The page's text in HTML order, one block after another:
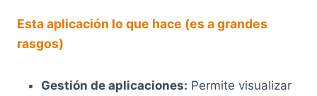
Esta aplicación lo que hace (es a grandes
rasgos)
Gestión de aplicaciones: Permite visualizar